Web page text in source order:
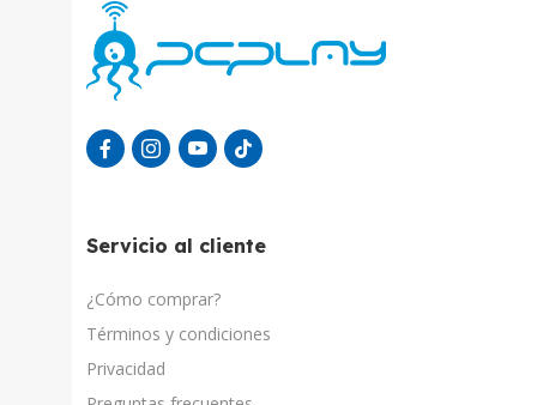
Servicio al cliente
¿Cómo comprar?
Términos y condiciones
Privacidad